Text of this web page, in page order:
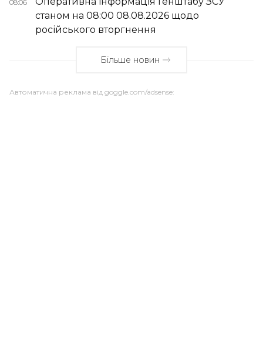
08:06
станом на 08:00 08.08.2026 щодо
російського вторгнення
Більше новин
Автоматична реклама від goggle.com/adsense: